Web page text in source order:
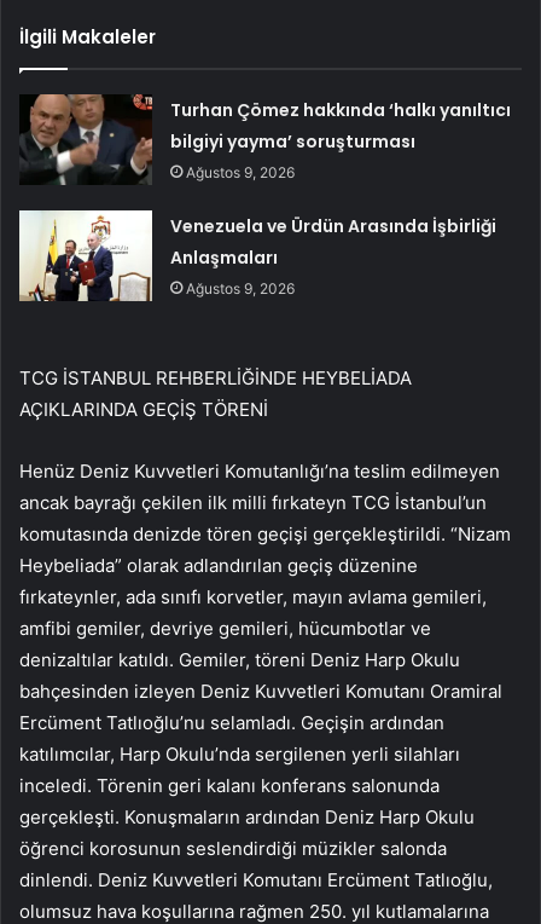
İlgili Makaleler
Turhan Çömez hakkında ‘halkı yanıltıcı
bilgiyi yayma’ soruşturması
Ağustos 9, 2026
Venezuela ve Ürdün Arasında İşbirliği
Anlaşmaları
Ağustos 9, 2026
TCG İSTANBUL REHBERLİĞİNDE HEYBELİADA
AÇIKLARINDA GEÇİŞ TÖRENİ
Henüz Deniz Kuvvetleri Komutanlığı’na teslim edilmeyen
ancak bayrağı çekilen ilk milli fırkateyn TCG İstanbul’un
komutasında denizde tören geçişi gerçekleştirildi. “Nizam
Heybeliada” olarak adlandırılan geçiş düzenine
fırkateynler, ada sınıfı korvetler, mayın avlama gemileri,
amfibi gemiler, devriye gemileri, hücumbotlar ve
denizaltılar katıldı. Gemiler, töreni Deniz Harp Okulu
bahçesinden izleyen Deniz Kuvvetleri Komutanı Oramiral
Ercüment Tatlıoğlu’nu selamladı. Geçişin ardından
katılımcılar, Harp Okulu’nda sergilenen yerli silahları
inceledi. Törenin geri kalanı konferans salonunda
gerçekleşti. Konuşmaların ardından Deniz Harp Okulu
öğrenci korosunun seslendirdiği müzikler salonda
dinlendi. Deniz Kuvvetleri Komutanı Ercüment Tatlıoğlu,
olumsuz hava koşullarına rağmen 250. yıl kutlamalarına